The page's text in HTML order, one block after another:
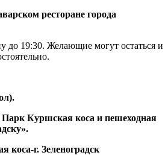
ресторане города
до 19:30. Желающие могут остаться и
Куршская коса и пешеходная
коса-г. Зеленоградск